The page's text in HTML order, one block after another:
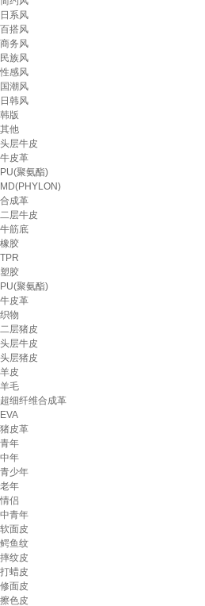
日系风
百搭风
商务风
民族风
性感风
国潮风
日韩风
韩版
其他
头层牛皮
牛皮革
PU(聚氨酯)
MD(PHYLON)
合成革
二层牛皮
牛筋底
橡胶
TPR
塑胶
PU(聚氨酯)
牛皮革
织物
二层猪皮
头层牛皮
头层猪皮
羊皮
羊毛
超细纤维合成革
EVA
猪皮革
青年
中年
青少年
老年
情侣
中青年
软面皮
鳄鱼纹
摔纹皮
打蜡皮
修面皮
擦色皮